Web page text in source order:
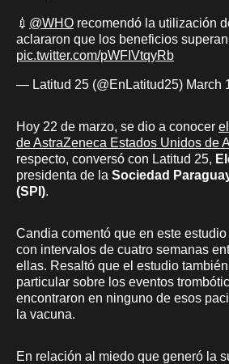
💉 @WHO recomendó la utilización
aclararon que los beneficios
pic.twitter.com/pWFIVtqyRb
— Latitud 25 (@EnLatitud25) March
Hoy 22 de marzo, se dio a conocer
de AstraZeneca Estados Unidos de
respecto, conversó con Latitud 25,
presidenta de la Sociedad
(SPI).
Candia comentó que en este
con intervalos de cuatro semanas
ellas. Resaltó que el estudio
particular sobre los eventos
encontraron en ninguno de esos
la vacuna.
En relación al miedo que generó la